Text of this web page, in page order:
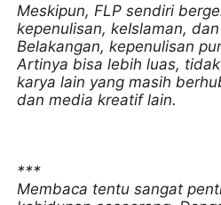
Meskipun, FLP sendiri
kepenulisan, keIslaman,
Belakangan, kepenulisan
Artinya bisa lebih luas,
karya lain yang masih
dan media kreatif lain.
***
Membaca tentu sangat